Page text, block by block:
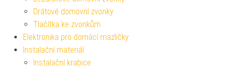
Drátové domovní zvonky
Tlačítka ke zvonkům
Elektronika pro domácí mazlíčky
Instalační materiál
Instalační krabice